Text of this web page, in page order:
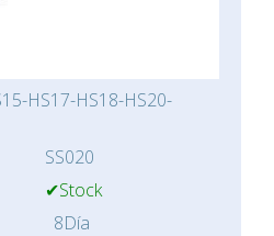
HS17-HS18-HS20-
SS020
✔Stock
8Día